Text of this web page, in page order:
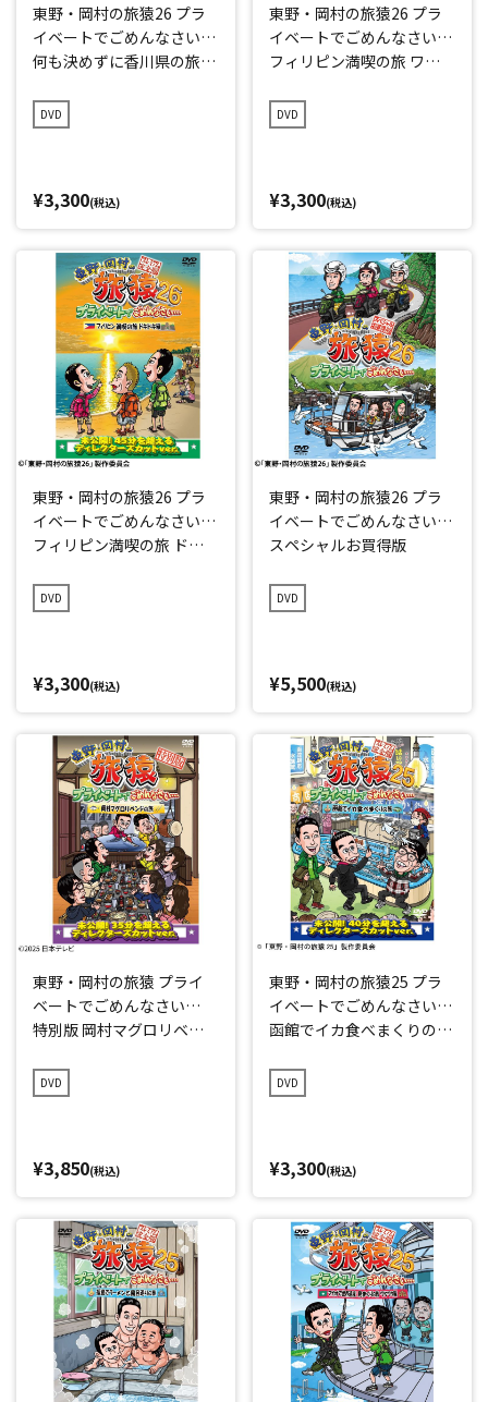
東野・岡村の旅猿26 プラ
イベートでごめんなさい…
何も決めずに香川県の旅
DVD
¥3,300(税込)
東野・岡村の旅猿26 プラ
イベートでごめんなさい…
フィリピン満喫の旅 ワク
DVD
¥3,300(税込)
東野・岡村の旅猿26 プラ
イベートでごめんなさい…
フィリピン満喫の旅 ドキ
DVD
¥3,300(税込)
東野・岡村の旅猿26 プラ
イベートでごめんなさい…
スペシャルお買得版
DVD
¥5,500(税込)
東野・岡村の旅猿 プライ
ベートでごめんなさい…
特別版 岡村マグロリベン
DVD
¥3,850(税込)
東野・岡村の旅猿25 プラ
イベートでごめんなさい…
函館でイカ食べまくりの旅
DVD
¥3,300(税込)